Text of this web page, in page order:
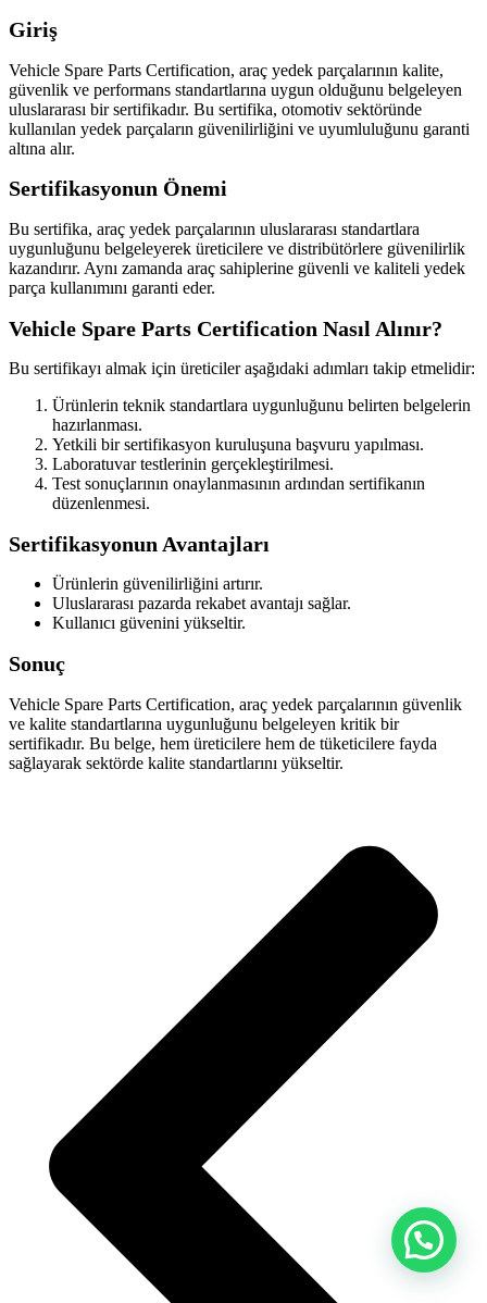
Giriş
Vehicle Spare Parts Certification, araç yedek parçalarının kalite,
güvenlik ve performans standartlarına uygun olduğunu belgeleyen
uluslararası bir sertifikadır. Bu sertifika, otomotiv sektöründe
kullanılan yedek parçaların güvenilirliğini ve uyumluluğunu garanti
altına alır.
Sertifikasyonun Önemi
Bu sertifika, araç yedek parçalarının uluslararası standartlara
uygunluğunu belgeleyerek üreticilere ve distribütörlere güvenilirlik
kazandırır. Aynı zamanda araç sahiplerine güvenli ve kaliteli yedek
parça kullanımını garanti eder.
Vehicle Spare Parts Certification Nasıl Alınır?
Bu sertifikayı almak için üreticiler aşağıdaki adımları takip etmelidir:
Ürünlerin teknik standartlara uygunluğunu belirten belgelerin
hazırlanması.
Yetkili bir sertifikasyon kuruluşuna başvuru yapılması.
Laboratuvar testlerinin gerçekleştirilmesi.
Test sonuçlarının onaylanmasının ardından sertifikanın
düzenlenmesi.
Sertifikasyonun Avantajları
Ürünlerin güvenilirliğini artırır.
Uluslararası pazarda rekabet avantajı sağlar.
Kullanıcı güvenini yükseltir.
Sonuç
Vehicle Spare Parts Certification, araç yedek parçalarının güvenlik
ve kalite standartlarına uygunluğunu belgeleyen kritik bir
sertifikadır. Bu belge, hem üreticilere hem de tüketicilere fayda
sağlayarak sektörde kalite standartlarını yükseltir.